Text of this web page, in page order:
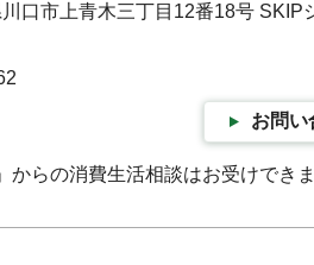
口市上青木三丁目12番18号 SKIP
お問い
からの消費生活相談はお受けできま